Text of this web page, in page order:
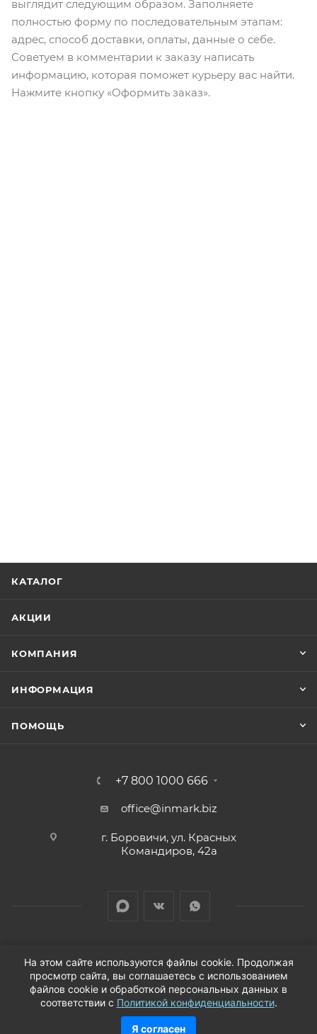
выглядит следующим образом. Заполняете
полностью форму по последовательным этапам:
адрес, способ доставки, оплаты, данные о себе.
Советуем в комментарии к заказу написать
информацию, которая поможет курьеру вас найти.
Нажмите кнопку «Оформить заказ».
КАТАЛОГ
АКЦИИ
КОМПАНИЯ
ИНФОРМАЦИЯ
ПОМОЩЬ
+7 800 1000 666
office@inmark.biz
г. Боровичи, ул. Красных
Командиров, 42а
2026 © Продажа автозапчастей для иномарок в
Новгородской области
На этом сайте используются файлы cookie. Продолжая
просмотр сайта, вы соглашаетесь с использованием
файлов cookie и обработкой персональных данных в
соответствии с Политикой конфиденциальности.
Я согласен